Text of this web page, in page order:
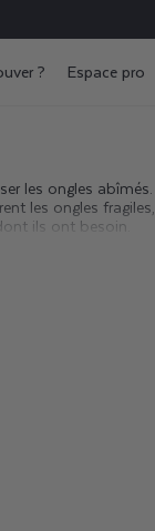
? Espace pro
les ongles abîmés.
les ongles fragiles,
ils ont besoin.